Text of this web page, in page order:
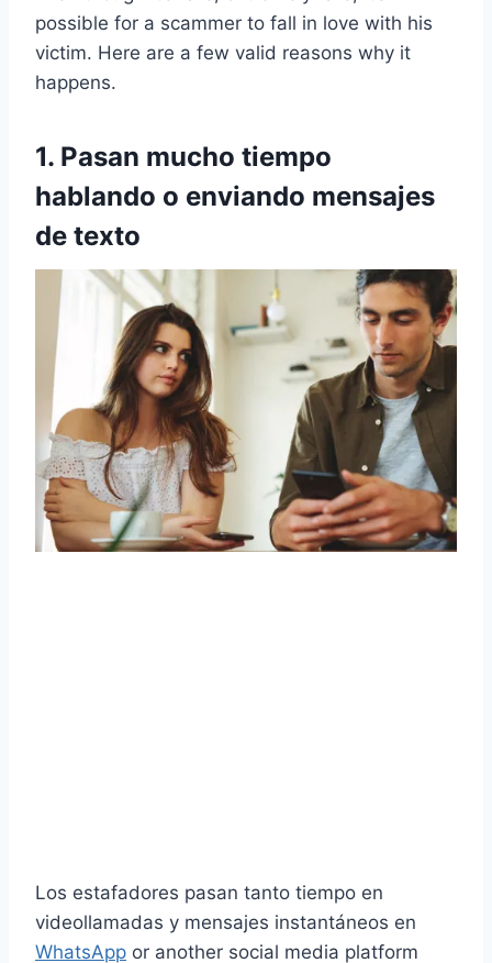
possible for a scammer to fall in love with his
victim. Here are a few valid reasons why it
happens.
1. Pasan mucho tiempo
hablando o enviando mensajes
de texto
Los estafadores pasan tanto tiempo en
videollamadas y mensajes instantáneos en
WhatsApp or another social media platform